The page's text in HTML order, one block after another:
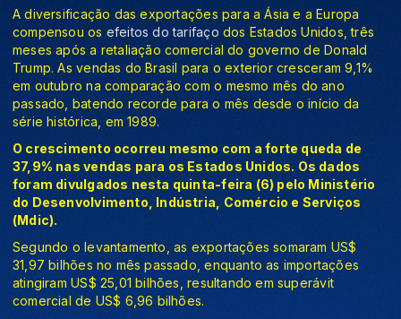
A diversificação das exportações para a Ásia e a Europa
compensou os efeitos do tarifaço dos Estados Unidos, três
meses após a retaliação comercial do governo de Donald
Trump. As vendas do Brasil para o exterior cresceram 9,1%
em outubro na comparação com o mesmo mês do ano
passado, batendo recorde para o mês desde o início da
série histórica, em 1989.
O crescimento ocorreu mesmo com a forte queda de
37,9% nas vendas para os Estados Unidos. Os dados
foram divulgados nesta quinta-feira (6) pelo Ministério
do Desenvolvimento, Indústria, Comércio e Serviços
(Mdic).
Segundo o levantamento, as exportações somaram US$
31,97 bilhões no mês passado, enquanto as importações
atingiram US$ 25,01 bilhões, resultando em superávit
comercial de US$ 6,96 bilhões.